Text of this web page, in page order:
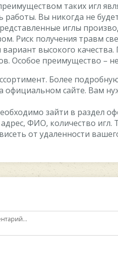
таких игл
работы. Вы никогда не
иглы
Риск получения травм
высокого качества.
Особое преимущество –
Более
официальном сайте. Вам
зайти в раздел
ФИО, количество игл.
от удаленности